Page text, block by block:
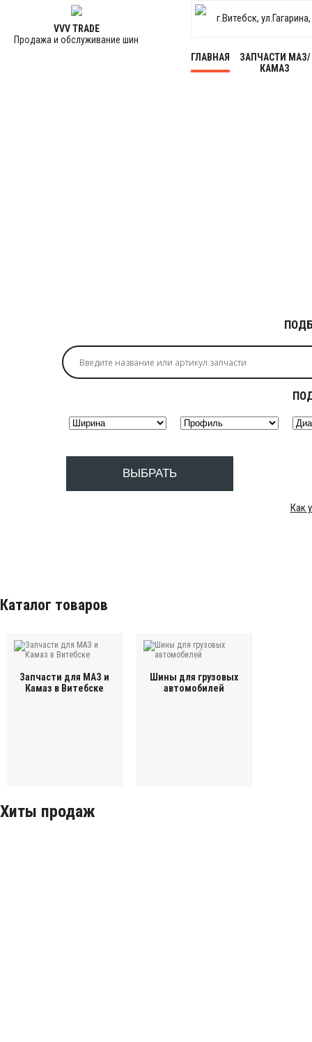
VVV TRADE
Продажа и обслуживание шин
г.Витебск,
ГЛАВНАЯ
ЗАПЧАСТИ МАЗ/
КАМАЗ
ВЫБРАТЬ
Как
Каталог товаров
Запчасти для МАЗ и
Камаз в Витебске
Шины для грузовых
автомобилей
Хиты продаж